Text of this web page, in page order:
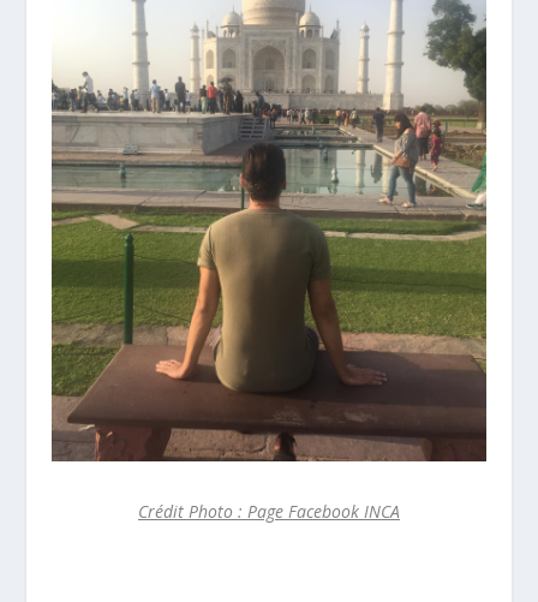
Crédit Photo : Page Facebook INCA